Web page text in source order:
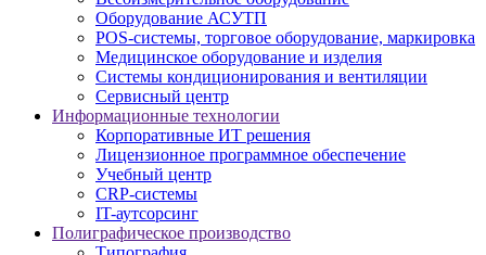
Оборудование АСУТП
POS-системы, торговое оборудование, маркировка
Медицинское оборудование и изделия
Системы кондиционирования и вентиляции
Сервисный центр
Информационные технологии
Корпоративные ИТ решения
Лицензионное программное обеспечение
Учебный центр
CRP-системы
IT-аутсорсинг
Полиграфическое производство